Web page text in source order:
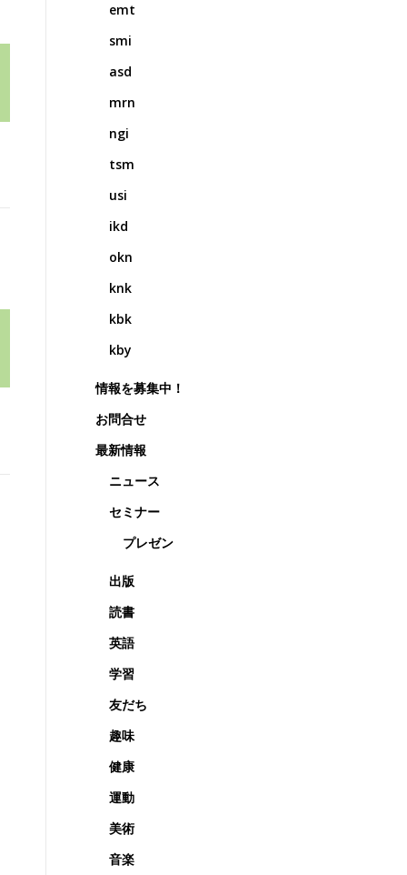
emt
smi
asd
mrn
ngi
tsm
usi
ikd
okn
knk
kbk
kby
情報を募集中！
お問合せ
最新情報
ニュース
セミナー
プレゼン
出版
読書
英語
学習
友だち
趣味
健康
運動
美術
音楽